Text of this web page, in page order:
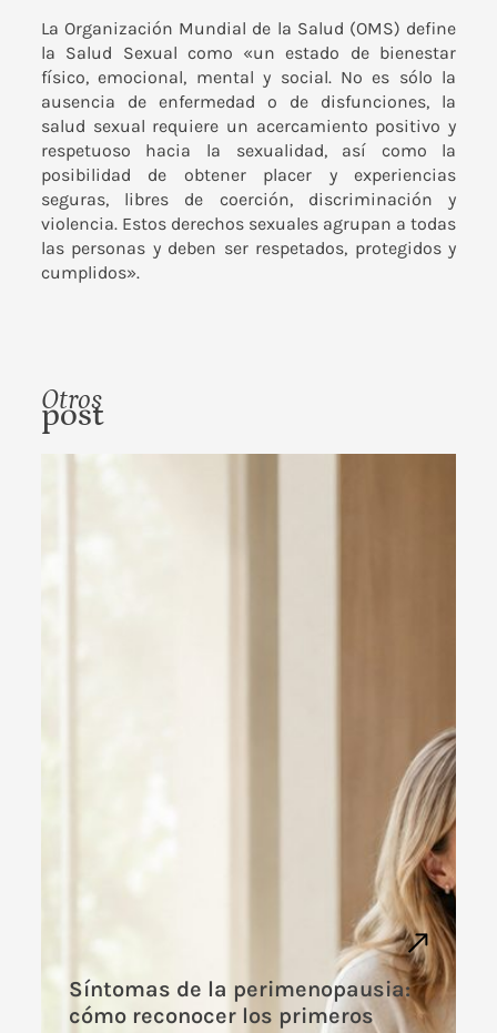
LaOrganización Mundial de la Salud (OMS) define
la Salud Sexual como «un estado de bienestar
físico, emocional, mental y social. No es sólo la
ausencia de enfermedad o de disfunciones, la
salud sexual requiere un acercamiento positivo y
respetuoso hacia la sexualidad, así como la
posibilidad de obtener placer y experiencias
seguras, libres de coerción, discriminación y
violencia. Estos derechos sexuales agrupan a todas
las personas y deben ser respetados, protegidos y
cumplidos».
Otros
post
Síntomas de la perimenopausia:
cómo reconocer los primeros